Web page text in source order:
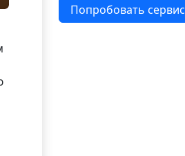
Попробовать сервис